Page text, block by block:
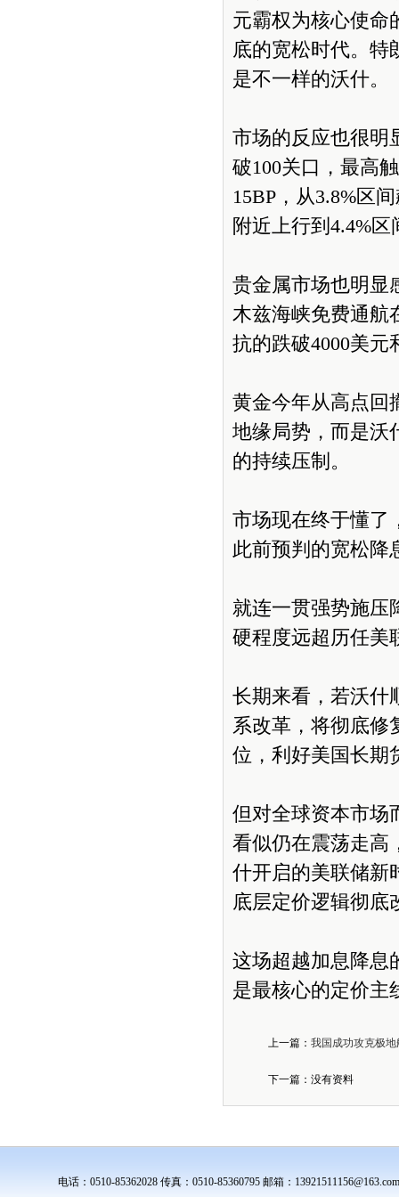
元霸权为核心使命
底的宽松时代。特
是不一样的沃什。
市场的反应也很明
破100关口，最高
15BP，从3.8%区
附近上行到4.4%
贵金属市场也明显
木兹海峡免费通航
抗的跌破4000美元
黄金今年从高点回
地缘局势，而是沃
的持续压制。
市场现在终于懂了
此前预判的宽松降
就连一贯强势施压
硬程度远超历任美
长期来看，若沃什
系改革，将彻底修
位，利好美国长期
但对全球资本市场
看似仍在震荡走高
什开启的美联储新
底层定价逻辑彻底
这场超越加息降息
是最核心的定价主
上一篇： 我国成功攻克极
下一篇：没有资料
电话：0510-85362028 传真：0510-85360795 邮箱：